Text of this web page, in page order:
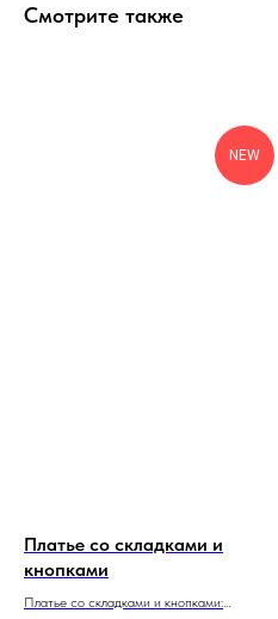
Смотрите также
NEW
Платье со складками и
кнопками
Платье со складками и кнопками: